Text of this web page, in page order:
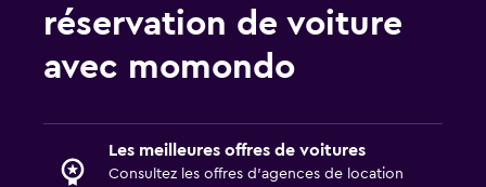
réservation de voiture
avec momondo
Les meilleures offres de voitures
Consultez les offres d’agences de location